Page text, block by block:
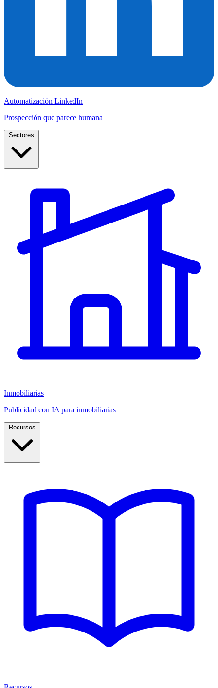
Automatización LinkedIn
Prospección que parece humana
Inmobiliarias
Publicidad con IA para inmobiliarias